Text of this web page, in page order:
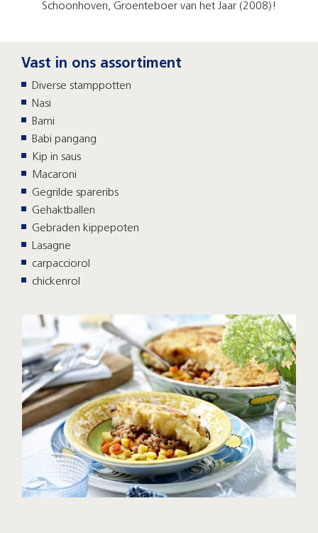
Schoonhoven, Groenteboer van het Jaar (2008)!
Vast in ons assortiment
Diverse stamppotten
Nasi
Bami
Babi pangang
Kip in saus
Macaroni
Gegrilde spareribs
Gehaktballen
Gebraden kippepoten
Lasagne
carpacciorol
chickenrol